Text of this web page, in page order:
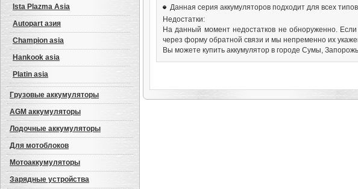
Ista Plazma Asia
Autopart азия
Champion asia
Hankook asia
Platin asia
Грузовые аккумуляторы
AGM аккумуляторы
Лодочные аккумуляторы
Для мотоблоков
Мотоаккумуляторы
Зарядные устройства
Данная серия аккумуляторов подходит для всех
Недостатки:
На данный момент недостатков не обноруженно.
через форму обратной связи и мы непременно их
Вы можете купить аккумулятор в городе Сумы,